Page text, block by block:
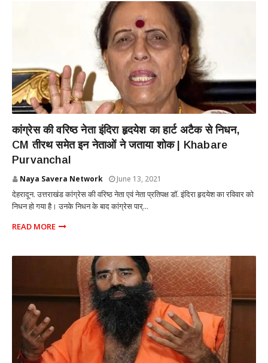
कांग्रेस की वरिष्ठ नेता इंदिरा हृदयेश का हार्ट अटैक से निधन,
CM तीरथ समेत इन नेताओं ने जताया शोक | Khabare
Purvanchal
Naya Savera Network June 13, 2021
देहरादून. उत्तराखंड कांग्रेस की वरिष्ठ नेता एवं नेता प्रतिपक्ष डॉ. इंदिरा हृदयेश का रविवार को
निधन हो गया है। उनके निधन के बाद कांग्रेस पार्...
READ MORE